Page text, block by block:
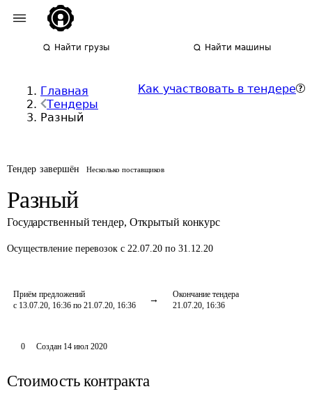
Найти грузы Найти машины
Главная
Тендеры
Разный
Как участвовать в тендере
Тендер завершён Несколько поставщиков
Разный
Государственный тендер, Открытый конкурс
Осуществление перевозок с 22.07.20 по 31.12.20
Приём предложений
с 13.07.20, 16:36 по 21.07.20, 16:36
Окончание тендера
21.07.20, 16:36
0 Создан 14 июл 2020
Стоимость контракта